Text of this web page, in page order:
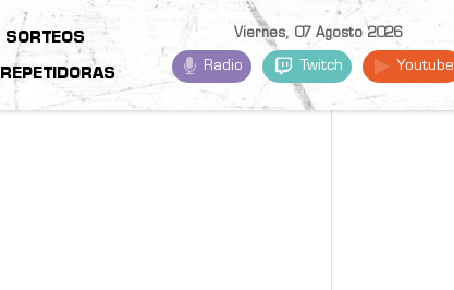
SORTEOS
REPETIDORAS
Viernes, 07 Agosto 2026
Radio Twitch Youtube